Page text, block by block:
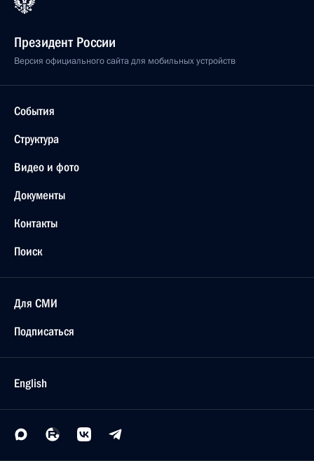
Президент России
Версия официального сайта для мобильных устройств
События
Структура
Видео и фото
Документы
Контакты
Поиск
Для СМИ
Подписаться
English